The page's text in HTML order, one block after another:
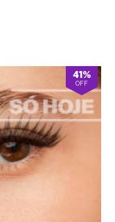
41%
OFF